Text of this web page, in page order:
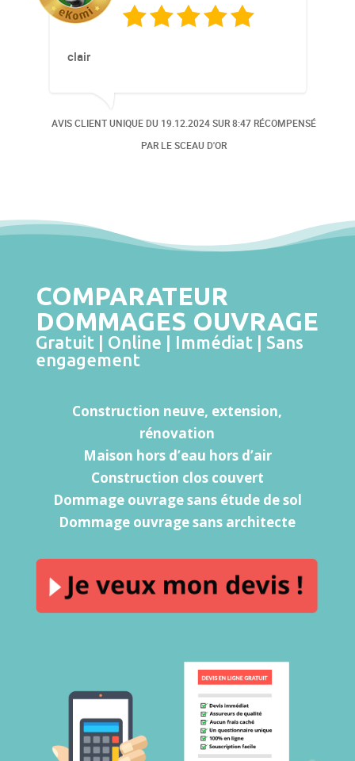
clair
AVIS CLIENT UNIQUE DU 19.12.2024SUR 8:47 RÉCOMPENSÉ
PAR LE SCEAU D'OR
COMPARATEUR
DOMMAGES OUVRAGE
Gratuit | Online | Immédiat | Sans
engagement
Construction neuve, extension,
rénovation
Maison hors d’eau hors d’air
Construction clos couvert
Dommage ouvrage sans étude de sol
Dommage ouvrage sans architecte